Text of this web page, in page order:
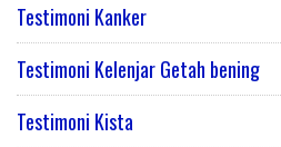
Testimoni Kanker
Testimoni Kelenjar Getah bening
Testimoni Kista